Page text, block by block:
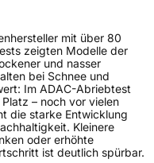
mit über 80
zeigten Modelle der
und nasser
bei Schnee und
Im ADAC-Abriebtest
– noch vor vielen
die starke Entwicklung
Kleinere
oder erhöhte
ist deutlich spürbar.